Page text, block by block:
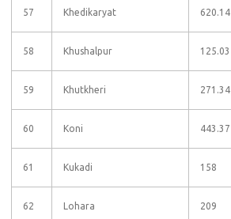
57 Khedikaryat 620.14
58 Khushalpur 125.03
59 Khutkheri 271.34
60 Koni 443.37
61 Kukadi 158
62 Lohara 209